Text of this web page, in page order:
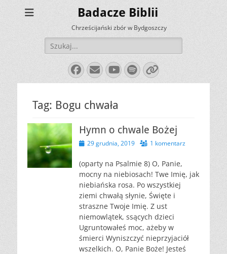
Badacze Biblii
Chrześcijański zbór w Bydgoszczy
Szukaj:
Facebook
E-
mail
YouTube
Spotify
Link
Tag: Bogu chwała
Hymn o chwale Bożej
Opublikowano
29 grudnia, 2019 1 komentarz
(oparty na Psalmie 8) O, Panie,
mocny na niebiosach! Twe Imię, jak
niebiańska rosa. Po wszystkiej
ziemi chwałą słynie, Święte i
straszne Twoje Imię. Z ust
niemowlątek, ssących dzieci
Ugruntowałeś moc, ażeby w
śmierci Wyniszczyć nieprzyjaciół
wszelkich. O, Panie Boże! Jesteś